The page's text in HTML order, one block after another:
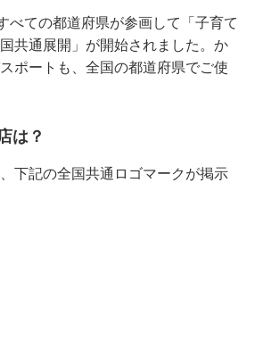
べての都道府県が参画して「子育て
共通展開」が開始されました。か
ポートも、全国の都道府県でご使
は？
下記の全国共通ロゴマークが掲示